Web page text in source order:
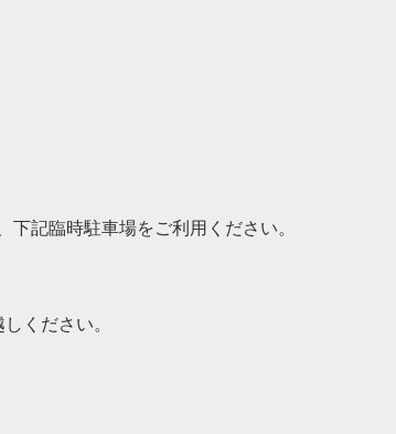
記臨時駐車場をご利用ください。
ください。